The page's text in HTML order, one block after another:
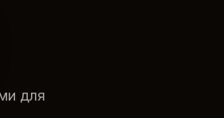
для